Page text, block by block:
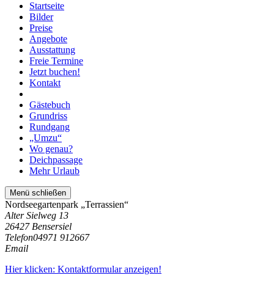
Startseite
Bilder
Preise
Angebote
Ausstattung
Freie Termine
Jetzt buchen!
Kontakt
Gästebuch
Grundriss
Rundgang
„Umzu“
Wo genau?
Deichpassage
Mehr Urlaub
Menü schließen
Nordseegartenpark „Terrassien“
Alter Sielweg 13
26427 Bensersiel
Telefon04971 912667
Email
Hier klicken: Kontaktformular anzeigen!